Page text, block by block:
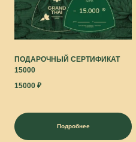
ПОДАРОЧНЫЙ СЕРТИФИКАТ
15000
15000 ₽
Подробнее